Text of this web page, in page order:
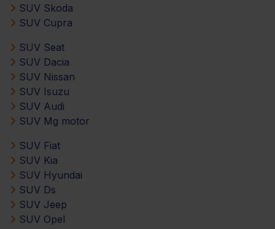
SUV Skoda
SUV Cupra
SUV Seat
SUV Dacia
SUV Nissan
SUV Isuzu
SUV Audi
SUV Mg motor
SUV Fiat
SUV Kia
SUV Hyundai
SUV Ds
SUV Jeep
SUV Opel